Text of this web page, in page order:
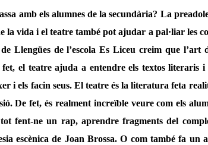
amb els alumnes de la secundària? La
la vida i el teatre també pot ajudar a pal·liar les
Llengües de l’escola Es Liceu creim que
el teatre ajuda a entendre els textos literaris
i els facin seus. El teatre és la literatura feta
De fet, és realment increïble veure com els
fent-ne un rap, aprendre fragments del
escènica de Joan Brossa. O com també fa un